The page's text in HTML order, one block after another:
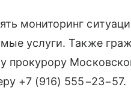
мониторинг
услуги. Также
прокурору
+7 (916) 555−23−57.